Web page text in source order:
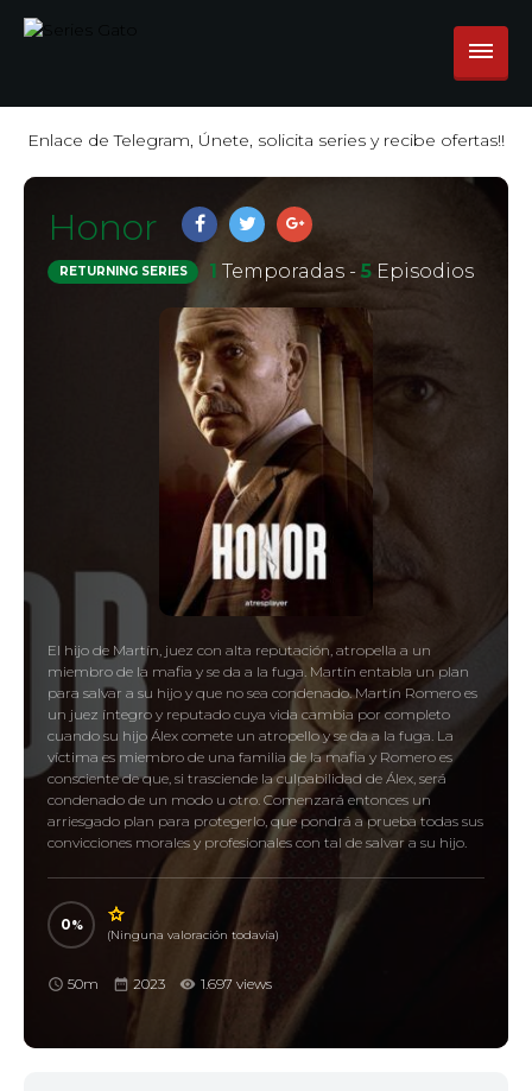
Enlace de Telegram, Únete, solicita series y recibe ofertas!!
Honor
RETURNING SERIES 1 Temporadas - 5Episodios
El hijo de Martín, juez con alta reputación, atropella a un
miembro de la mafia y se da a la fuga. Martín entabla un plan
para salvar a su hijo y que no sea condenado. Martín Romero es
un juez íntegro y reputado cuya vida cambia por completo
cuando su hijo Álex comete un atropello y se da a la fuga. La
víctima es miembro de una familia de la mafia y Romero es
consciente de que, si trasciende la culpabilidad de Álex, será
condenado de un modo u otro. Comenzará entonces un
arriesgado plan para protegerlo, que pondrá a prueba todas sus
convicciones morales y profesionales con tal de salvar a su hijo.
0
(Ninguna valoración todavía)
50m 2023 1.697 views